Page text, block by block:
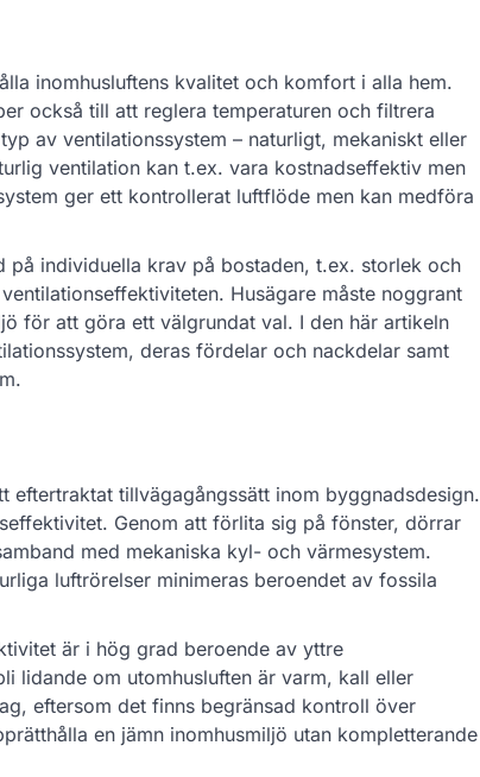
inomhusluftens kvalitet och komfort i alla hem.
också till att reglera temperaturen och filtrera
av ventilationssystem – naturligt, mekaniskt eller
ventilation kan t.ex. vara kostnadseffektiv men
ger ett kontrollerat luftflöde men kan medföra
på individuella krav på bostaden, t.ex. storlek och
Husägare måste noggrant
för att göra ett välgrundat val. I den här artikeln
deras fördelar och nackdelar samt
tillvägagångssätt inom byggnadsdesign.
Genom att förlita sig på fönster, dörrar
med mekaniska kyl- och värmesystem.
luftrörelser minimeras beroendet av fossila
är i hög grad beroende av yttre
lidande om utomhusluften är varm, kall eller
eftersom det finns begränsad kontroll över
en jämn inomhusmiljö utan kompletterande